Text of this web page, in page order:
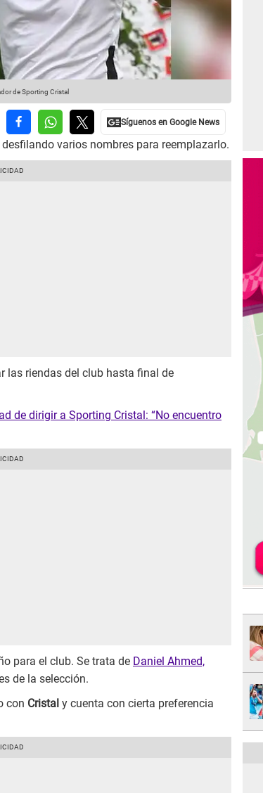
de Sporting Cristal
varios nombres para reemplazarlo.
las riendas del club hasta final de
de dirigir a Sporting Cristal: “No encuentro
para el club. Se trata de Daniel Ahmed,
de la selección.
con Cristal y cuenta con cierta preferencia